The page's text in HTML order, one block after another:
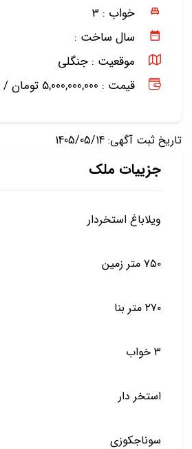
خواب : ۳
سال ساخت :
موقعیت : جنگلی
قیمت : 5,000,000,000 تومان /
تاریخ ثبت آگهی: 1405/05/14
جزییات ملک
ویلاباغ استخردار
۷۵۰ متر زمین
۲۷۰ متر بنا
۳ خواب
استخر دار
سوناجکوزی